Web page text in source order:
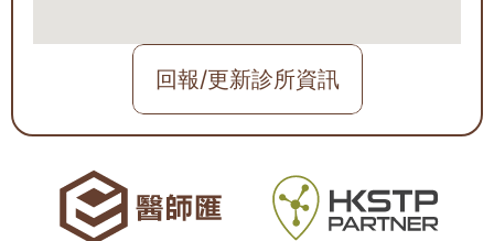
回報/更新診所資訊